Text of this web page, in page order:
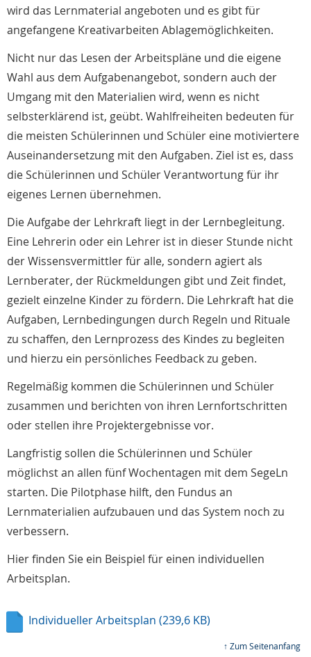
wird das Lernmaterial angeboten und es gibt für
angefangene Kreativarbeiten Ablagemöglichkeiten.
Nicht nur das Lesen der Arbeitspläne und die eigene
Wahl aus dem Aufgabenangebot, sondern auch der
Umgang mit den Materialien wird, wenn es nicht
selbsterklärend ist, geübt. Wahlfreiheiten bedeuten für
die meisten Schülerinnen und Schüler eine motiviertere
Auseinandersetzung mit den Aufgaben. Ziel ist es, dass
die Schülerinnen und Schüler Verantwortung für ihr
eigenes Lernen übernehmen.
Die Aufgabe der Lehrkraft liegt in der Lernbegleitung.
Eine Lehrerin oder ein Lehrer ist in dieser Stunde nicht
der Wissensvermittler für alle, sondern agiert als
Lernberater, der Rückmeldungen gibt und Zeit findet,
gezielt einzelne Kinder zu fördern. Die Lehrkraft hat die
Aufgaben, Lernbedingungen durch Regeln und Rituale
zu schaffen, den Lernprozess des Kindes zu begleiten
und hierzu ein persönliches Feedback zu geben.
Regelmäßig kommen die Schülerinnen und Schüler
zusammen und berichten von ihren Lernfortschritten
oder stellen ihre Projektergebnisse vor.
Langfristig sollen die Schülerinnen und Schüler
möglichst an allen fünf Wochentagen mit dem SegeLn
starten. Die Pilotphase hilft, den Fundus an
Lernmaterialien aufzubauen und das System noch zu
verbessern.
Hier finden Sie ein Beispiel für einen individuellen
Arbeitsplan.
Individueller Arbeitsplan (239,6 KB)
↑ Zum Seitenanfang